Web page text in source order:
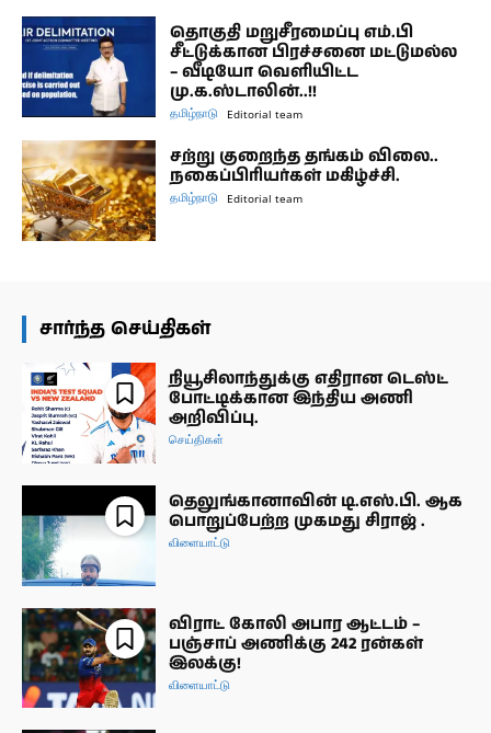
தொகுதி மறுசீரமைப்பு எம்.பி
சீட்டுக்கான பிரச்சனை மட்டுமல்ல
– வீடியோ வெளியிட்ட
மு.க.ஸ்டாலின்..!!
தமிழ்நாடு Editorial team
சற்று குறைந்த தங்கம் விலை..
நகைப்பிரியர்கள் மகிழ்ச்சி.
தமிழ்நாடு Editorial team
சார்ந்த செய்திகள்
நியூசிலாந்துக்கு எதிரான டெஸ்ட்
போட்டிக்கான இந்திய அணி
அறிவிப்பு.
செய்திகள்
தெலுங்கானாவின் டி.எஸ்.பி. ஆக
பொறுப்பேற்ற முகமது சிராஜ் .
விளையாட்டு
விராட் கோலி அபார ஆட்டம் –
பஞ்சாப் அணிக்கு 242 ரன்கள்
இலக்கு!
விளையாட்டு